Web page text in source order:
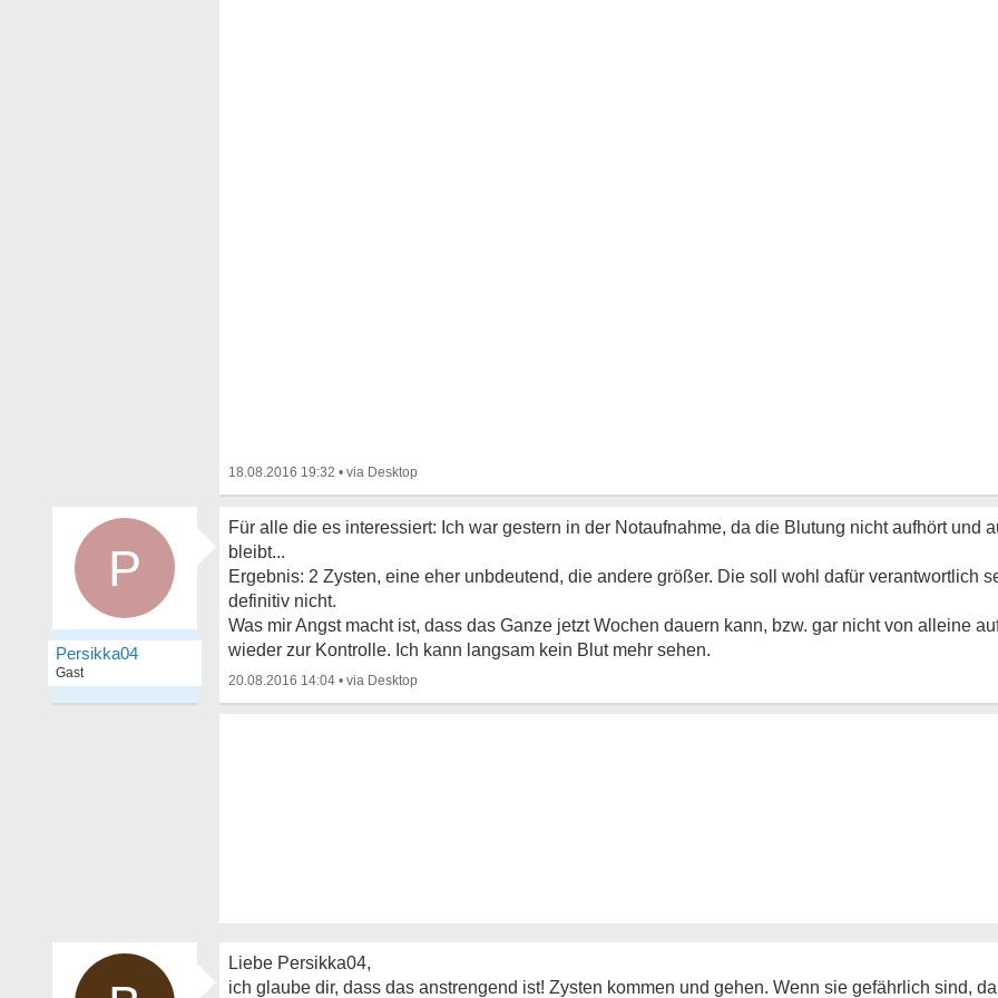
18.08.2016 19:32 •
P
Persikka04
Gast
Für alle die es interessiert: Ich war gestern in der Notaufnahme, da die Blutung nicht aufhört und
bleibt...
Ergebnis: 2 Zysten, eine eher unbdeutend, die andere größer. Die soll wohl dafür verantwortlich
definitiv nicht.
Was mir Angst macht ist, dass das Ganze jetzt Wochen dauern kann, bzw. gar nicht von alleine
wieder zur Kontrolle. Ich kann langsam kein Blut mehr sehen.
20.08.2016 14:04 •
Liebe Persikka04,
ich glaube dir, dass das anstrengend ist! Zysten kommen und gehen. Wenn sie gefährlich sind,